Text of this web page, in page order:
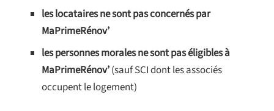
les locatairesne sont pas concernés par
MaPrimeRénov’
les personnes morales ne sont pas éligibles à
MaPrimeRénov’(sauf SCI dont les associés
occupent le logement)